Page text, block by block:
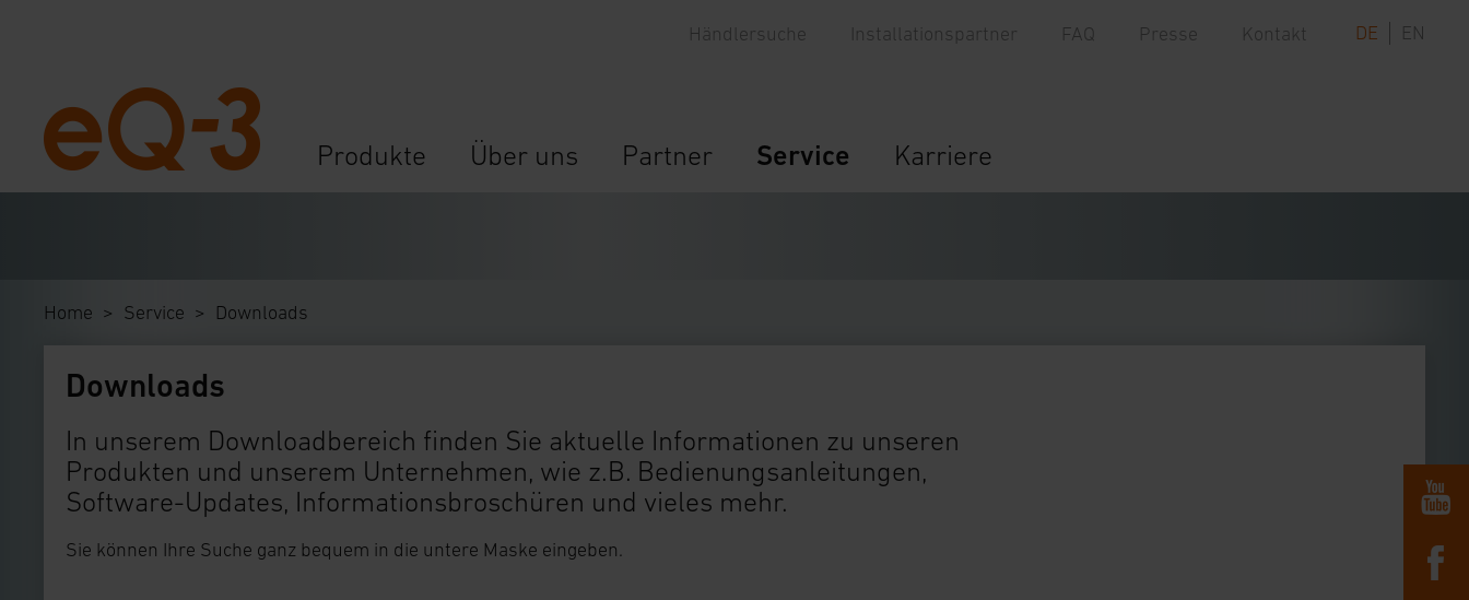
Navigation
Produkte Über uns Partner Service Karriere
Händlersuche Installationspartner FAQ Presse Kontakt DE EN
Home Service Downloads
Downloads
In unserem Downloadbereich finden Sie aktuelle Informationen zu unseren
Produkten und unserem Unternehmen, wie z.B. Bedienungsanleitungen,
Software-Updates, Informationsbroschüren und vieles mehr.
Sie können Ihre Suche ganz bequem in die untere Maske eingeben.